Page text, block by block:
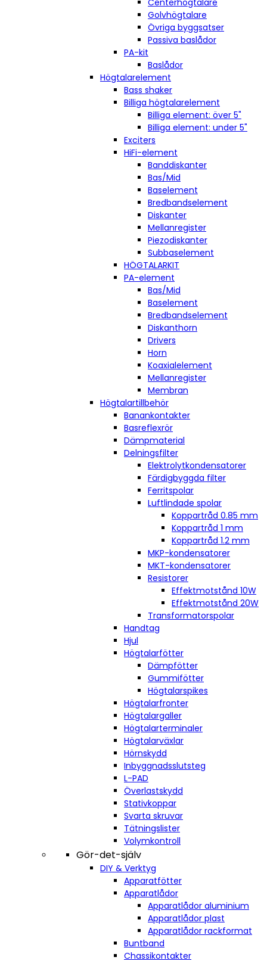
Centerhögtalare
Golvhögtalare
Övriga byggsatser
Passiva baslådor
PA-kit
Baslådor
Högtalarelement
Bass shaker
Billiga högtalarelement
Billiga element: över 5"
Billiga element: under 5"
Exciters
HiFi-element
Banddiskanter
Bas/Mid
Baselement
Bredbandselement
Diskanter
Mellanregister
Piezodiskanter
Subbaselement
HÖGTALARKIT
PA-element
Bas/Mid
Baselement
Bredbandselement
Diskanthorn
Drivers
Horn
Koaxialelement
Mellanregister
Membran
Högtalartillbehör
Banankontakter
Basreflexrör
Dämpmaterial
Delningsfilter
Elektrolytkondensatorer
Färdigbyggda filter
Ferritspolar
Luftlindade spolar
Koppartråd 0.85 mm
Koppartråd 1 mm
Koppartråd 1.2 mm
MKP-kondensatorer
MKT-kondensatorer
Resistorer
Effektmotstånd 10W
Effektmotstånd 20W
Transformatorspolar
Handtag
Hjul
Högtalarfötter
Dämpfötter
Gummifötter
Högtalarspikes
Högtalarfronter
Högtalargaller
Högtalarterminaler
Högtalarväxlar
Hörnskydd
Inbyggnadsslutsteg
L-PAD
Överlastskydd
Stativkoppar
Svarta skruvar
Tätningslister
Volymkontroll
Gör-det-själv
DIY & Verktyg
Apparatfötter
Apparatlådor
Apparatlådor aluminium
Apparatlådor plast
Apparatlådor rackformat
Buntband
Chassikontakter